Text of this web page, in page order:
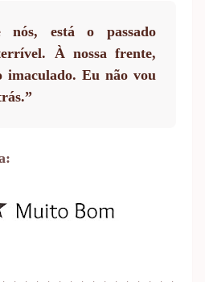
nós, está o passado
À nossa frente,
imaculado. Eu não vou